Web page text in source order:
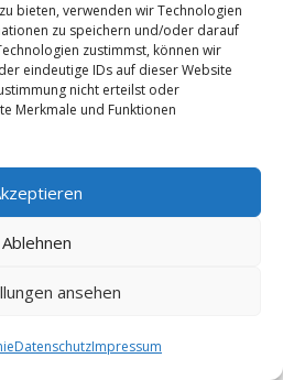
bieten, verwenden wir Technologien
zu speichern und/oder darauf
zustimmst, können wir
eindeutige IDs auf dieser Website
nicht erteilst oder
Merkmale und Funktionen
Ablehnen
ansehen
DatenschutzImpressum
erkennen Sie daran,
Browsers von “http://”
und abhängig vom
an dem Schloss-Symbol in
können Ihre
an uns übermitteln, nach
Stand nicht von
Löschung